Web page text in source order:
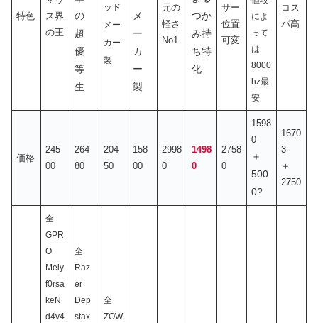
特色
ス界
の王
の
超
優
等
生
ッド
メー
カー
製
メ
ー
カ
ー
製
元の
軽さ
No1
つか
み持
ち特
化
サー
位置
可変
によ
って
は
8000
hz最
安
コス
パ高
価格
245
00
264
80
204
50
158
00
2998
0
1498
0
2758
0
1598
0
＋
500
0?
1670
3
＋
2750
全
GPR
O
Meiy
f0rsa
keN
d4v4
全
Raz
er
Dep
stax
全
ZOW